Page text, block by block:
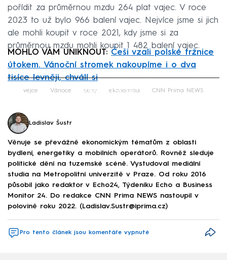
pořídit za průměrnou mzdu 264 plat vajec. V roce
2023 to už bylo 966 balení vajec. Nejvíce jsme si jich
ale mohli koupit v roce 2021, kdy jsme si za
průměrnou mzdu mohli koupit 1 482 balení vajec.
MOHLO VÁM UNIKNOUT: Češi vzali polské tržnice
útokem. Vánoční stromek nakoupíme i o dva
tisíce levněji, chválí si
Failed to fetch
vejce Vánoce ceny ekonomika CNN Prima NEWS
Ladislav Šustr
Věnuje se převážně ekonomickým tématům z oblasti
bydlení, energetiky a mobilních operátorů. Rovněž sleduje
politické dění na tuzemské scéně. Vystudoval mediální
studia na Metropolitní univerzitě v Praze. Od roku 2016
působil jako redaktor v Echo24, Týdeníku Echo a Business
Monitor 24. Do redakce CNN Prima NEWS nastoupil v
polovině roku 2022. (Ladislav.Sustr@iprima.cz)
Pro tento článek jsou komentáře vypnuté